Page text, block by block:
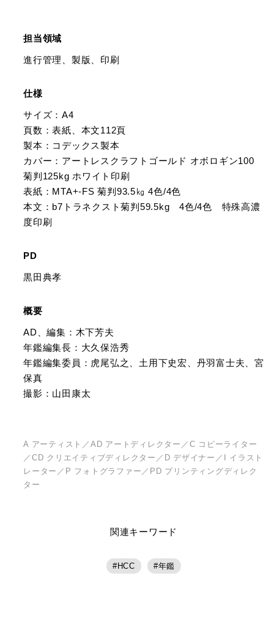
担当領域
進行管理、製版、印刷
仕様
サイズ：A4
頁数：表紙、本文112頁
製本：コデックス製本
カバー：アートレスクラフトゴールド オボロギン100
菊判125kg ホワイト印刷
表紙：MTA+-FS 菊判93.5㎏ 4色/4色
本文：b7トラネクスト菊判59.5kg 4色/4色 特殊高濃
度印刷
PD
黒田典孝
概要
AD、編集：木下芳夫
年鑑編集長：大久保浩秀
年鑑編集委員：虎尾弘之、土用下史宏、丹羽富士夫、宮
保真
撮影：山田康太
A アーティスト／AD アートディレクター／C コピーライター
／CD クリエイティブディレクター／D デザイナー／I イラスト
レーター／P フォトグラファー／PD プリンティングディレク
ター
関連キーワード
HCC 年鑑